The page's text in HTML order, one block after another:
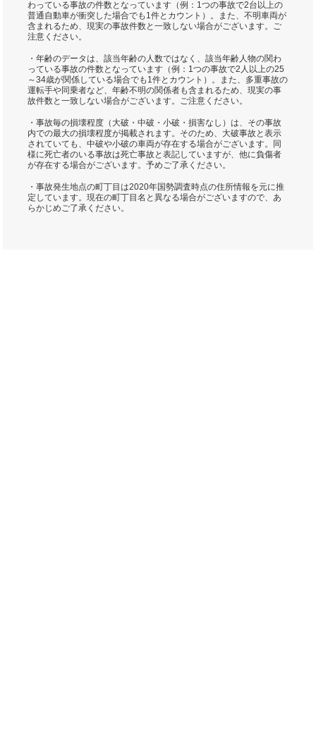
わっている事故の件数となっています（例：1つの事故で2台以上の
普通自動車が衝突した場合でも1件とカウント）。また、不明車両が
含まれるため、現実の事故件数と一致しない場合がございます。ご
注意ください。
・年齢のデータは、該当年齢の人数ではなく、該当年齢人物の関わ
っている事故の件数となっています（例：1つの事故で2人以上の25
～34歳が関係している場合でも1件とカウント）。また、多重事故の
運転手や同乗者など、年齢不明の関係者も含まれるため、現実の事
故件数と一致しない場合がございます。ご注意ください。
・事故毎の損壊程度（大破・中破・小破・損害なし）は、その事故
内での最大の損壊程度が掲載されます。そのため、大破事故と表示
されていても、中破や小破の車両が存在する場合がございます。同
様に死亡者のいる事故は死亡事故と表記していますが、他に負傷者
が存在する場合がございます。予めご了承ください。
・事故発生地点の町丁目は2020年国勢調査時点の住所情報を元に推
定しています。現在の町丁目名と異なる場合がございますので、あ
らかじめご了承ください。